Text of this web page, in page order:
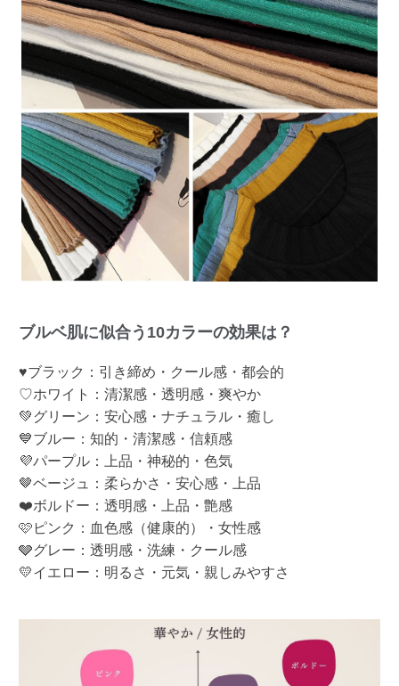
ブルベ肌に似合う10カラーの効果は？
♥ブラック：引き締め・クール感・都会的
♡ホワイト：清潔感・透明感・爽やか
💚グリーン：安心感・ナチュラル・癒し
💙ブルー：知的・清潔感・信頼感
💜パープル：上品・神秘的・色気
🤎ベージュ：柔らかさ・安心感・上品
❤️ボルドー：透明感・上品・艶感
🩷ピンク：血色感（健康的）・女性感
🩶グレー：透明感・洗練・クール感
💛イエロー：明るさ・元気・親しみやすさ